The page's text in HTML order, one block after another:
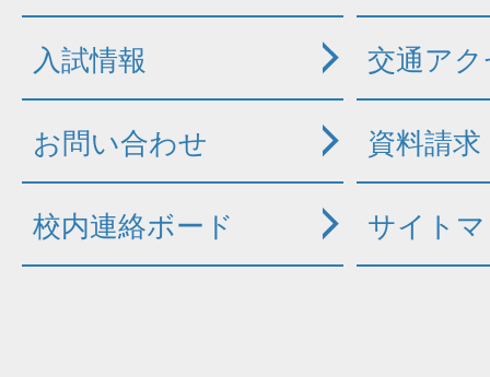
入試情報 交通ア
お問い合わせ 資料請求
校内連絡ボード サイト